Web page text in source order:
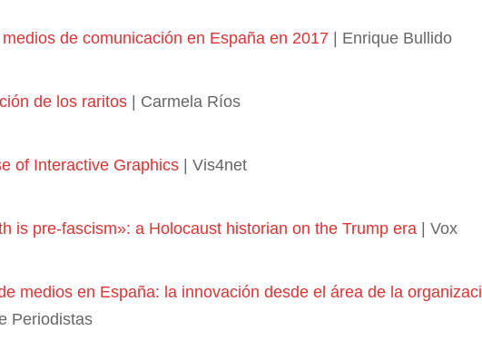
de comunicación en España en 2017 | Enrique Bullido
de los raritos | Carmela Ríos
of Interactive Graphics | Vis4net
is pre-fascism»: a Holocaust historian on the Trump era | Vox
medios en España: la innovación desde el área de la
Periodistas